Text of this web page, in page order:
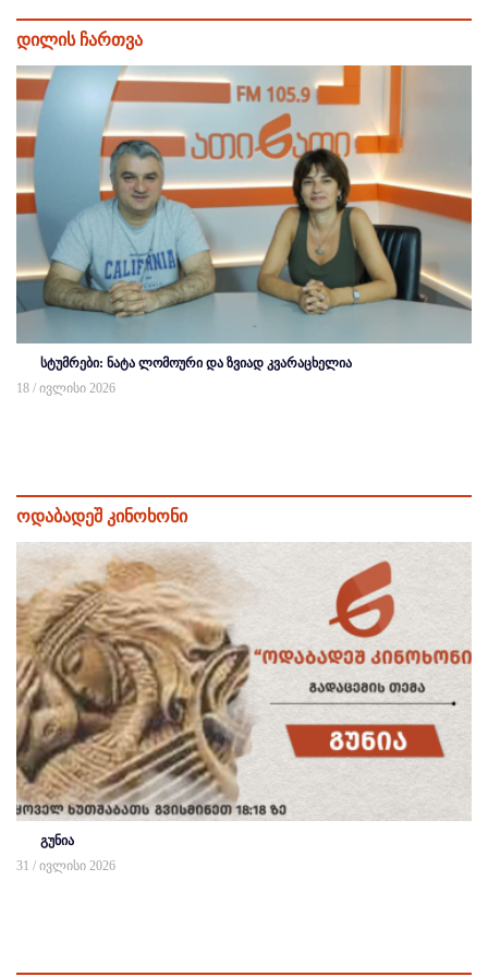
დილის ჩართვა
სტუმრები: ნატა ლომოური და ზვიად კვარაცხელია
18 / ივლისი 2026
ოდაბადეშ კინოხონი
გუნია
31 / ივლისი 2026